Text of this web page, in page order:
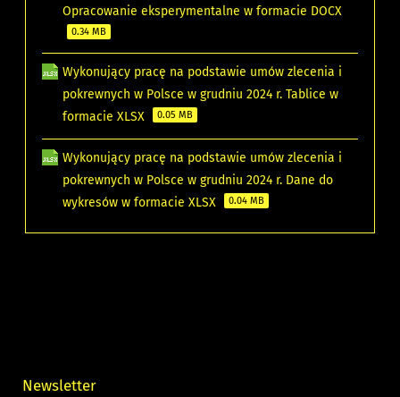
Opracowanie eksperymentalne w formacie DOCX
0.34 MB
Wykonujący pracę na podstawie umów zlecenia i
pokrewnych w Polsce w grudniu 2024 r. Tablice w
formacie XLSX
0.05 MB
Wykonujący pracę na podstawie umów zlecenia i
pokrewnych w Polsce w grudniu 2024 r. Dane do
wykresów w formacie XLSX
0.04 MB
Newsletter